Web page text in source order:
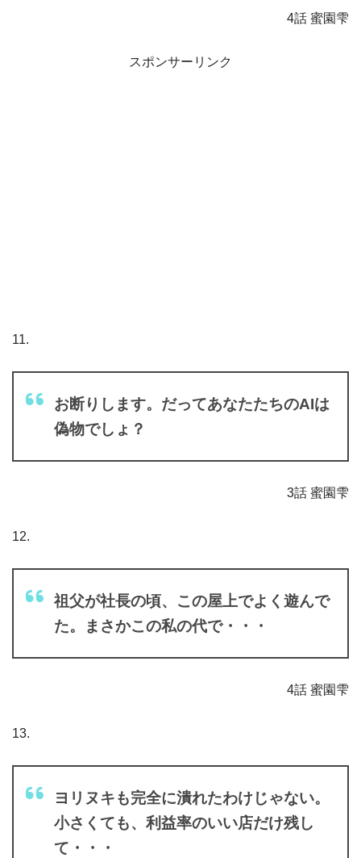
4話 蜜園雫
スポンサーリンク
11.
お断りします。だってあなたたちのAIは
偽物でしょ？
3話 蜜園雫
12.
祖父が社長の頃、この屋上でよく遊んで
た。まさかこの私の代で・・・
4話 蜜園雫
13.
ヨリヌキも完全に潰れたわけじゃない。
小さくても、利益率のいい店だけ残し
て・・・